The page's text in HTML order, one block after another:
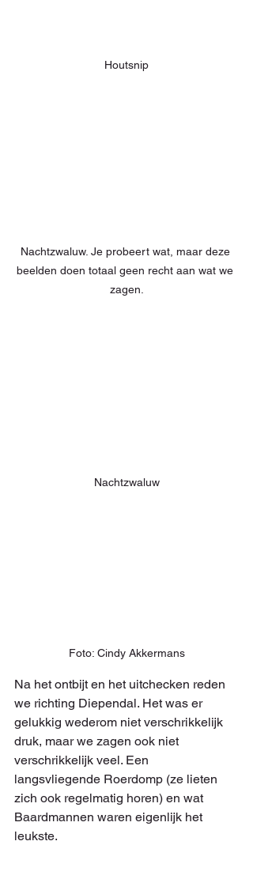
Houtsnip
Nachtzwaluw. Je probeert wat, maar deze
beelden doen totaal geen recht aan wat we
zagen.
Nachtzwaluw
Foto: Cindy Akkermans
Na het ontbijt en het uitchecken reden
we richting Diependal. Het was er
gelukkig wederom niet verschrikkelijk
druk, maar we zagen ook niet
verschrikkelijk veel. Een
langsvliegende Roerdomp (ze lieten
zich ook regelmatig horen) en wat
Baardmannen waren eigenlijk het
leukste.